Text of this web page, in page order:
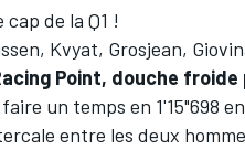
de la Q1 !
Kvyat, Grosjean,
Point, douche froide
un temps en 1'15"698
entre les deux